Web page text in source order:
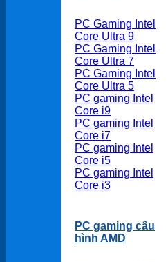
PC Gaming Intel
Core Ultra 9
PC Gaming Intel
Core Ultra 7
PC Gaming Intel
Core Ultra 5
PC gaming Intel
Core i9
PC gaming Intel
Core i7
PC gaming Intel
Core i5
PC gaming Intel
Core i3
PC gaming cấu
hình AMD